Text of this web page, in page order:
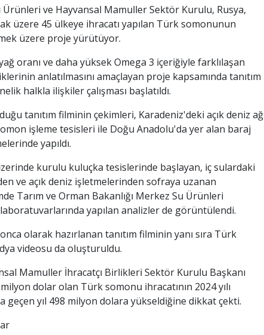
Ürünleri ve Hayvansal Mamuller Sektör Kurulu, Rusya,
üzere 45 ülkeye ihracatı yapılan Türk somonunun
üzere proje yürütüyor.
oranı ve daha yüksek Omega 3 içeriğiyle farklılaşan
anlatılmasını amaçlayan proje kapsamında tanıtım
halkla ilişkiler çalışması başlatıldı.
tanıtım filminin çekimleri, Karadeniz'deki açık deniz ağ
işleme tesisleri ile Doğu Anadolu'da yer alan baraj
yapıldı.
kurulu kuluçka tesislerinde başlayan, iç sulardaki
ve açık deniz işletmelerinden sofraya uzanan
Tarım ve Orman Bakanlığı Merkez Su Ürünleri
yapılan analizler de görüntülendi.
olarak hazırlanan tanıtım filminin yanı sıra Türk
videosu da oluşturuldu.
Mamuller İhracatçı Birlikleri Sektör Kurulu Başkanı
milyon dolar olan Türk somonu ihracatının 2024 yılı
geçen yıl 498 milyon dolara yükseldiğine dikkat çekti.